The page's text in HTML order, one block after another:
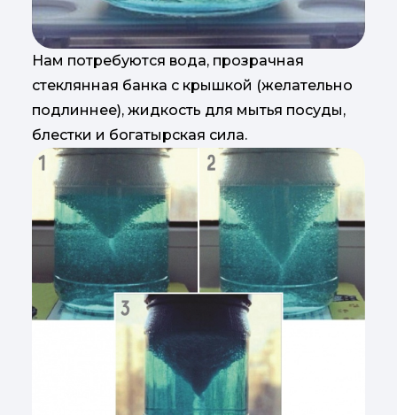
Нам потребуются вода, прозрачная
стеклянная банка с крышкой (желательно
подлиннее), жидкость для мытья посуды,
блестки и богатырская сила.